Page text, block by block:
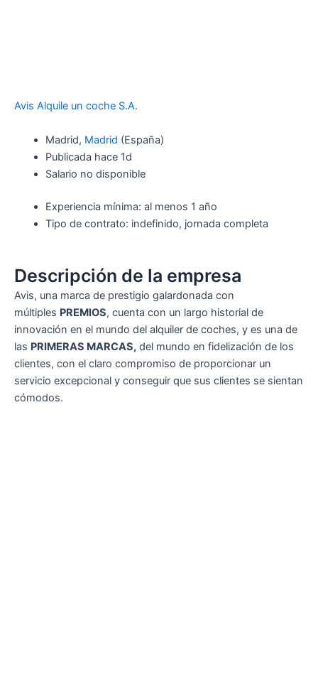
Avis Alquile un coche S.A.
Madrid, Madrid (España)
Publicada hace 1d
Salario no disponible
Experiencia mínima: al menos 1 año
Tipo de contrato: indefinido, jornada completa
Descripción de la empresa
Avis, una marca de prestigio galardonada con
múltiples PREMIOS, cuenta con un largo historial de
innovación en el mundo del alquiler de coches, y es una de
las PRIMERAS MARCAS, del mundo en fidelización de los
clientes, con el claro compromiso de proporcionar un
servicio excepcional y conseguir que sus clientes se sientan
cómodos.